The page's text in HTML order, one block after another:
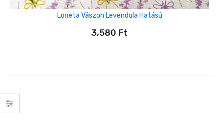
Loneta Vászon Levendula Hatású
3,580 Ft